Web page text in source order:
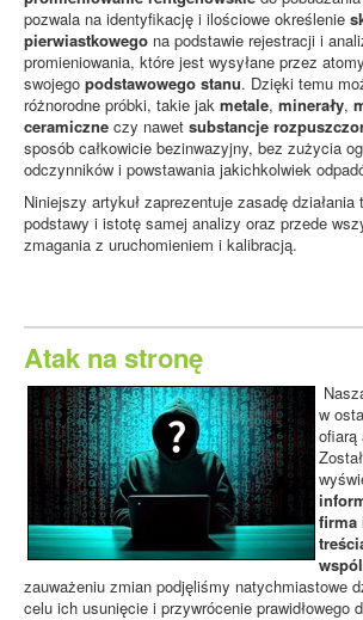
pozwala na identyfikację i ilościowe określenie
pierwiastkowego na podstawie rejestracji i
promieniowania, które jest wysyłane przez
swojego podstawowego stanu. Dzięki temu
różnorodne próbki, takie jak metale, minerały,
ceramiczne czy nawet substancje
sposób całkowicie bezinwazyjny, bez zużycia
odczynników i powstawania jakichkolwiek
Niniejszy artykuł zaprezentuje zasadę działania
podstawy i istotę samej analizy oraz przede
zmagania z uruchomieniem i kalibracją.
Atak na stronę
w
ofiarą
firma
zauważeniu zmian podjęliśmy natychmiastowe
celu ich usunięcie i przywrócenie prawidłowego